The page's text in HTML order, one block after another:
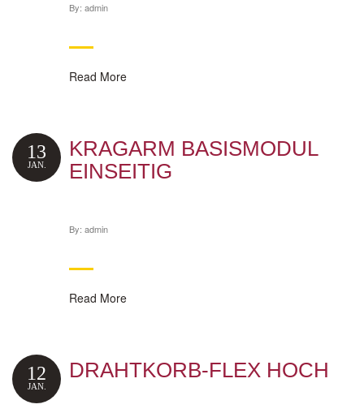
By: admin
Read More
13
JAN.
KRAGARM BASISMODUL
EINSEITIG
By: admin
Read More
12
JAN.
DRAHTKORB-FLEX HOCH